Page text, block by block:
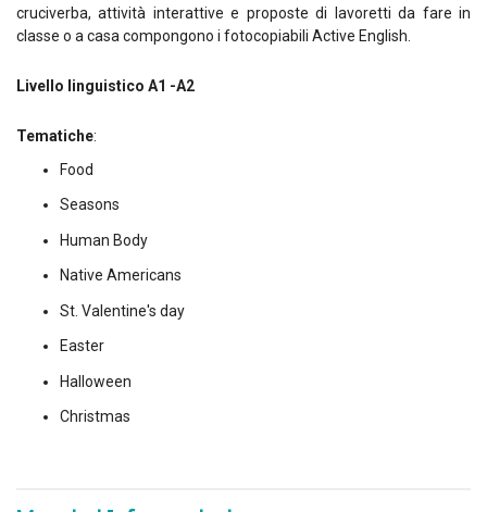
cruciverba, attività interattive e proposte di lavoretti da fare in
classe o a casa compongono i fotocopiabili Active English.
Livello linguistico A1 -A2
Tematiche:
Food
Seasons
Human Body
Native Americans
St. Valentine's day
Easter
Halloween
Christmas